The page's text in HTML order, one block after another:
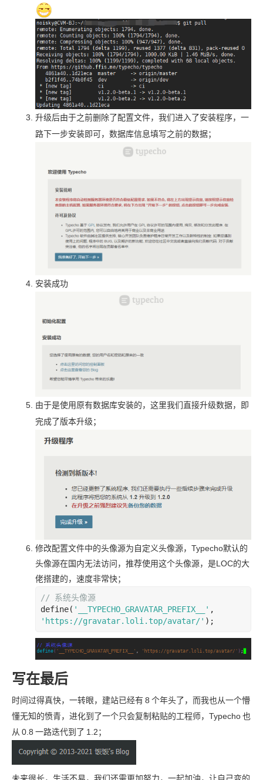
升级后由于之前删除了配置文件，我们进入了安装程序，一
路下一步安装即可，数据库信息填写之前的数据；
安装成功
由于是使用原有数据库安装的，这里我们直接升级数据，即
完成了版本升级；
修改配置文件中的头像源为自定义头像源，Typecho默认的
头像源在国内无法访问，推荐使用这个头像源，是LOC的大
佬搭建的，速度非常快；
// 系统头像源
define( '__TYPECHO_GRAVATAR_PREFIX__'
'https://gravatar.loli.top/avatar/' );
写在最后
时间过得真快，一转眼，建站已经有8 个年头了，而我也从一个懵
懂无知的愤青，进化到了一个只会复制粘贴的工程师，Typecho也
从 0.8 一路迭代到了 1.2；